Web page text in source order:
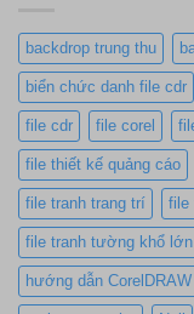
backdrop trung thu
biển chức danh file cdr
file cdr file corel
file thiết kế quảng cáo
file tranh trang trí file
file tranh tường khổ lớn
hướng dẫn CorelDRAW